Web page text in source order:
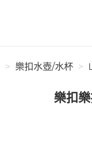
樂扣水壺/水杯
樂扣